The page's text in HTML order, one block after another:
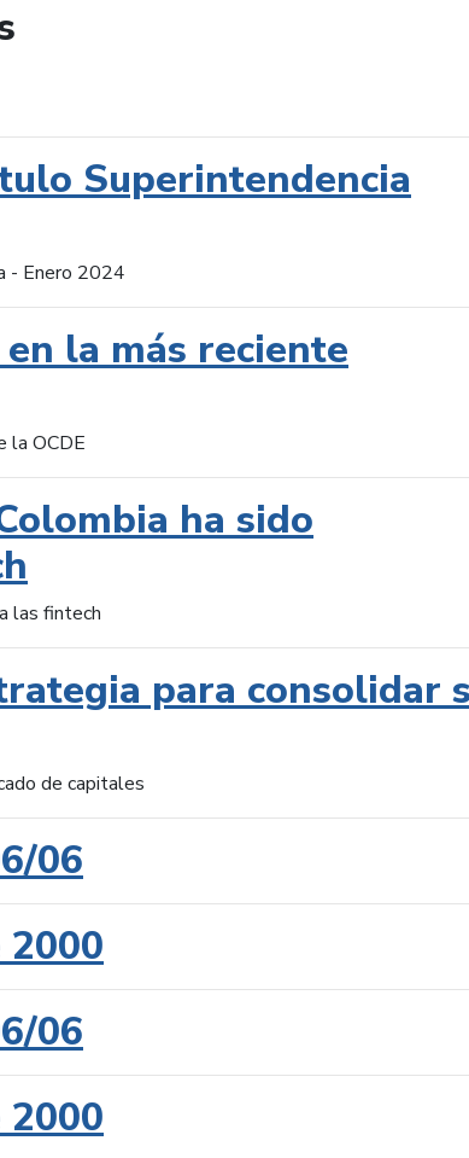
Superintendencia
- Enero 2024
la más reciente
la OCDE
ha sido
las fintech
para consolidar
de capitales
06
2000
06
2000